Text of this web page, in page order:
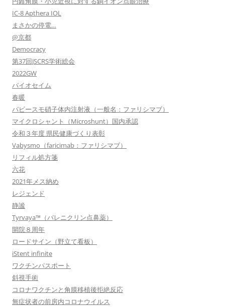
IC-8 Apthera IOL
まさかの停電…
@京都
Democracy
第37回JSCRS学術総会
2022GW
バイオセイム
春暖
バビースモ硝子体内注射液（一般名：ファリシマブ）
マイクロシャント（Microshunt）国内承認
令和３年度 県民健康づくり表彰
Vabysmo（faricimab：ファリシマブ）
リフィル処方箋
六花
2021年メス納め
レジェンド
静謐
Tyrvaya™（バレニクリン点鼻薬）
開院８周年
ロードサイン（野立て看板）
iStent infinite
ワクチンパスポート
斜視手術
コロナワクチンと角膜移植後拒絶反応
無症状者の前房内コロナウイルス